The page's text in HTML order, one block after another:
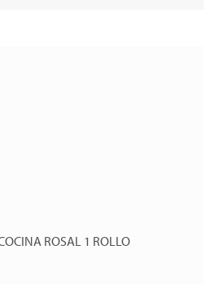
ROSAL 1 ROLLO